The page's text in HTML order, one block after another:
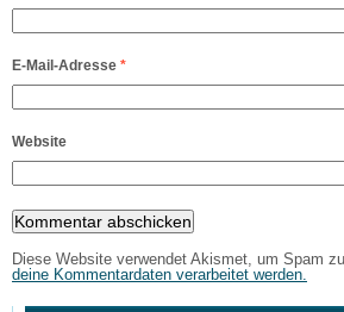
E-Mail-Adresse *
Website
Diese Website verwendet Akismet, um Spam
deine Kommentardaten verarbeitet werden.